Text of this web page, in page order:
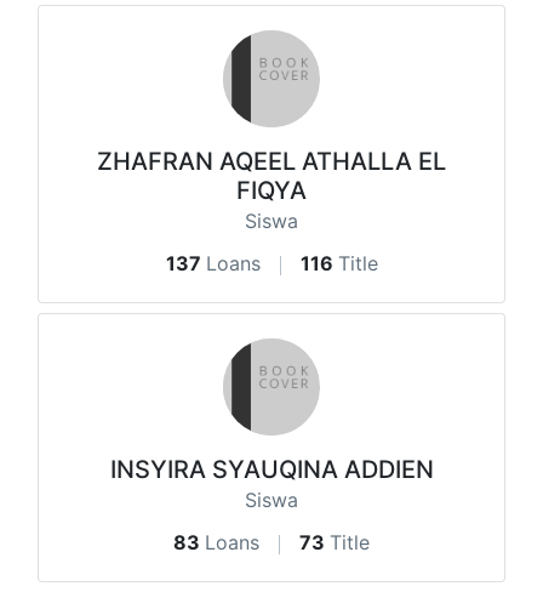
ZHAFRAN AQEEL ATHALLA EL
FIQYA
Siswa
137 Loans 116 Title
INSYIRA SYAUQINA ADDIEN
Siswa
83 Loans 73 Title